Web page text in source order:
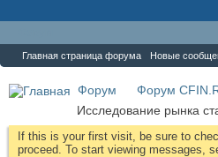
Главная страница форума Новые
Форум Форум
Исследование рынка
If this is your first visit, be sure to
proceed. To start viewing messages,